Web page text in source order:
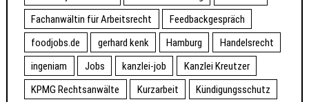
Fachanwältin für Arbeitsrecht
Feedbackgespräch
foodjobs.de
gerhard kenk Hamburg
Handelsrecht
ingeniam
Jobs kanzlei-job
Kanzlei Kreutzer
KPMG Rechtsanwälte
Kurzarbeit
Kündigungsschutz